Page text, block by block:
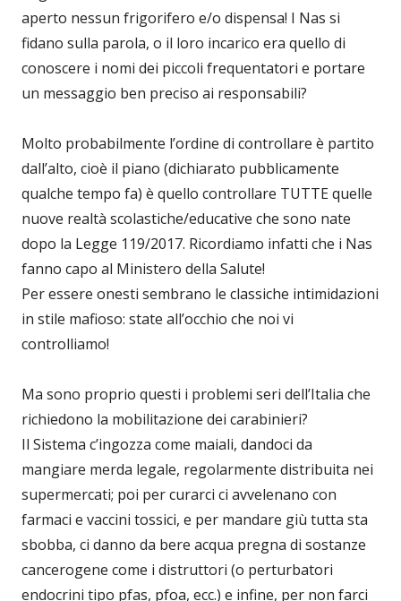
aperto nessun frigorifero e/o dispensa! I Nas si
fidano sulla parola, o il loro incarico era quello di
conoscere i nomi dei piccoli frequentatori e portare
un messaggio ben preciso ai responsabili?
Molto probabilmente l’ordine di controllare è partito
dall’alto, cioè il piano (dichiarato pubblicamente
qualche tempo fa) è quello controllare TUTTE quelle
nuove realtà scolastiche/educative che sono nate
dopo la Legge 119/2017. Ricordiamo infatti che i Nas
fanno capo al Ministero della Salute!
Per essere onesti sembrano le classiche intimidazioni
in stile mafioso: state all’occhio che noi vi
controlliamo!
Ma sono proprio questi i problemi seri dell’Italia che
richiedono la mobilitazione dei carabinieri?
Il Sistema c’ingozza come maiali, dandoci da
mangiare merda legale, regolarmente distribuita nei
supermercati; poi per curarci ci avvelenano con
farmaci e vaccini tossici, e per mandare giù tutta sta
sbobba, ci danno da bere acqua pregna di sostanze
cancerogene come i distruttori (o perturbatori
endocrini tipo pfas, pfoa, ecc.) e infine, per non farci